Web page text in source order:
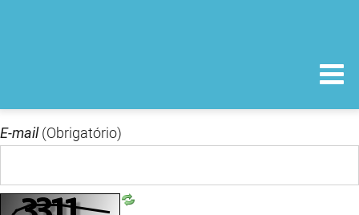
E-mail (Obrigatório)